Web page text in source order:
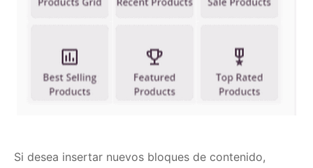
Si desea insertar nuevos bloques de contenido,